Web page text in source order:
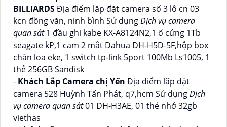
BILLIARDSĐịa điểm lăp đặt camera số 3 lô cn 03
kcn đồng văn, ninh bình Sử dụngDịch vụ camera
quan sát1 đầu ghi kabe KX-A8124N2,1 ổ cứng 1Tb
seagate kP,1 cam 2 mắt Dahua DH-H5D-5F,hộp box
chân loa eke, 1 switch tp-link 5port 100Mb Ls1005, 1
thẻ 256GB Sandisk
- Khách Lắp Camera chị Yến Địa điểm lăp đặt
camera 528 Huỳnh Tấn Phát, q7,hcm Sử dụngDịch
vụ camera quan sát01 DH-H3AE, 01 thẻ nhớ 32gb
viethas